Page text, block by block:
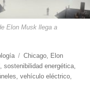
Elon Musk llega a
Etiquetas
Chicago Elon
,sostenibilidad energética
,vehículo eléctrico